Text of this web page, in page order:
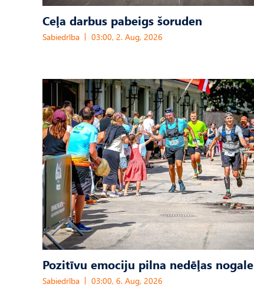
Ceļa darbus pabeigs šoruden
Sabiedrība 03:00, 2. Aug, 2026
Pozitīvu emociju pilna nedēļas nogale
Sabiedrība 03:00, 6. Aug, 2026